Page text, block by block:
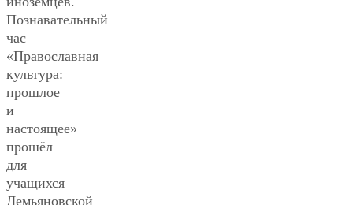
Познавательный
час
«Православная
культура:
прошлое
и
настоящее»
прошёл
для
учащихся
Демьяновской